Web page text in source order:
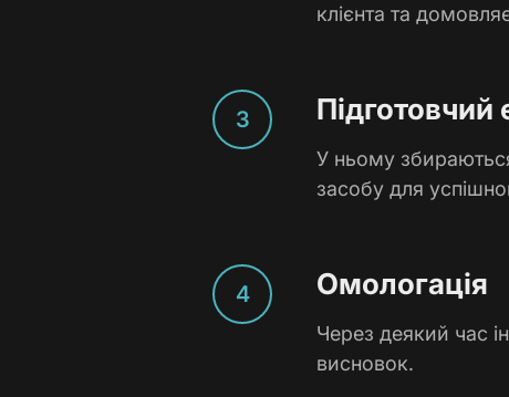
клієнта та
Підготовчий
У ньому
засобу для
Омологація
Через деякий час
висновок.